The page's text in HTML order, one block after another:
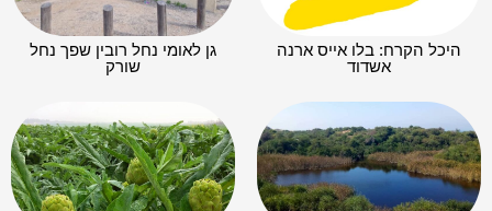
היכל הקרח: בלו אייס ארנה
אשדוד
גן לאומי נחל רובין שפך נחל
שורק